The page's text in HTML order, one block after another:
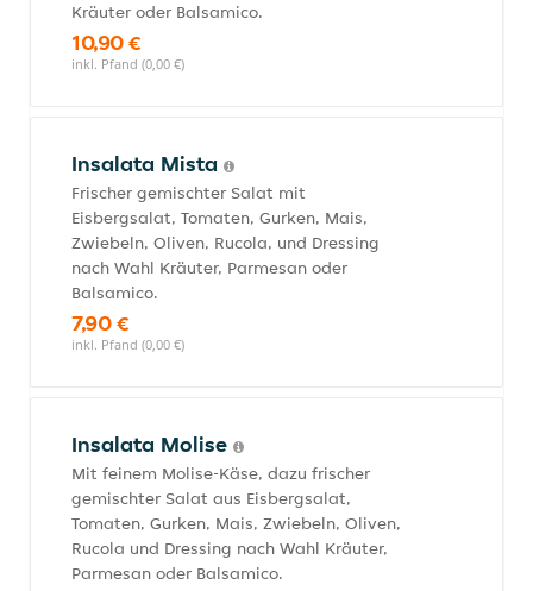
Kräuter oder Balsamico.
10,90 €
inkl. Pfand (0,00 €)
Insalata Mista
Frischer gemischter Salat mit
Eisbergsalat, Tomaten, Gurken, Mais,
Zwiebeln, Oliven, Rucola, und Dressing
nach Wahl Kräuter, Parmesan oder
Balsamico.
7,90 €
inkl. Pfand (0,00 €)
Insalata Molise
Mit feinem Molise-Käse, dazu frischer
gemischter Salat aus Eisbergsalat,
Tomaten, Gurken, Mais, Zwiebeln, Oliven,
Rucola und Dressing nach Wahl Kräuter,
Parmesan oder Balsamico.